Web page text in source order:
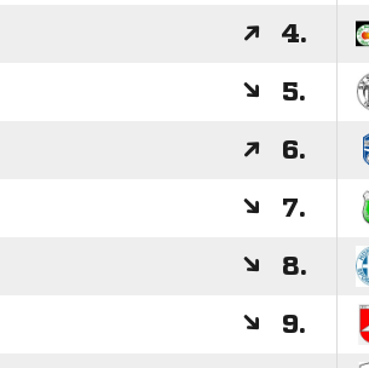
4.
5.
6.
7.
8.
9.